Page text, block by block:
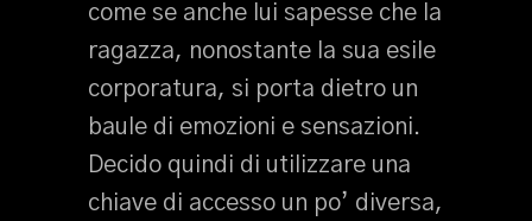
come se anche lui sapesse che la
ragazza, nonostante la sua esile
corporatura, si porta dietro un
baule di emozioni e sensazioni.
Decido quindi di utilizzare una
chiave di accesso un po’ diversa,